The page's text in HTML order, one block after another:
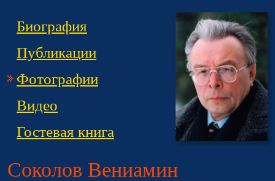
Биография
Публикации
Фотографии
Видео
Гостевая книга
Соколов Вениамин